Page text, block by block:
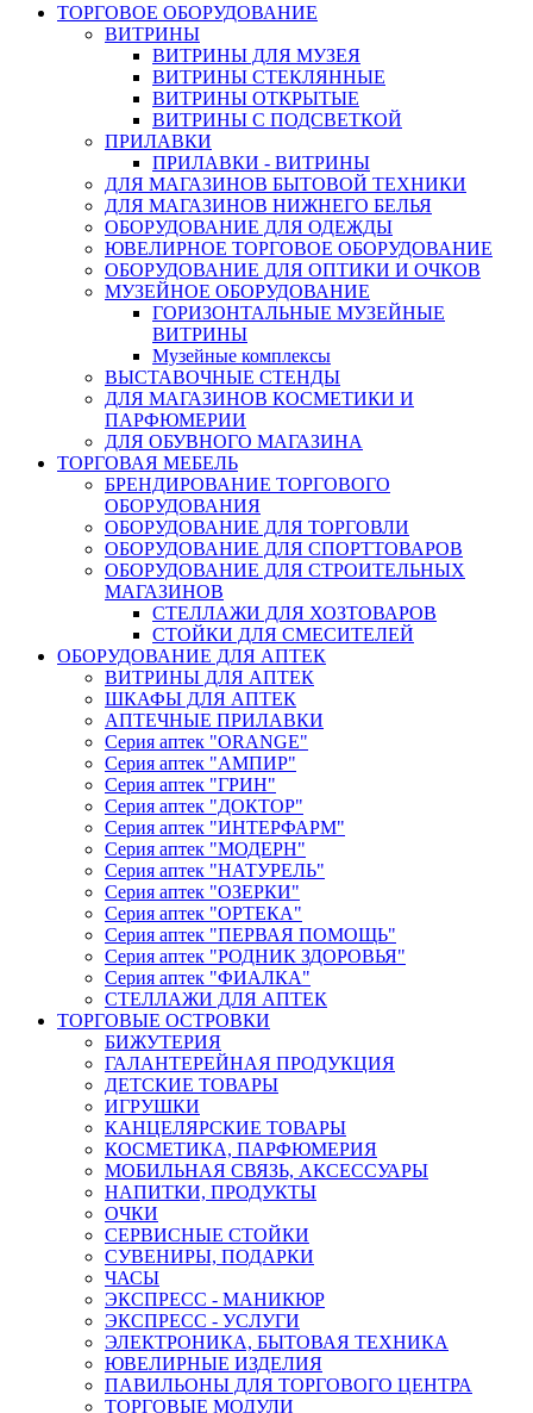
ТОРГОВОЕ ОБОРУДОВАНИЕ
ВИТРИНЫ
ВИТРИНЫ ДЛЯ МУЗЕЯ
ВИТРИНЫ СТЕКЛЯННЫЕ
ВИТРИНЫ ОТКРЫТЫЕ
ВИТРИНЫ С ПОДСВЕТКОЙ
ПРИЛАВКИ
ПРИЛАВКИ - ВИТРИНЫ
ДЛЯ МАГАЗИНОВ БЫТОВОЙ ТЕХНИКИ
ДЛЯ МАГАЗИНОВ НИЖНЕГО БЕЛЬЯ
ОБОРУДОВАНИЕ ДЛЯ ОДЕЖДЫ
ЮВЕЛИРНОЕ ТОРГОВОЕ ОБОРУДОВАНИЕ
ОБОРУДОВАНИЕ ДЛЯ ОПТИКИ И ОЧКОВ
МУЗЕЙНОЕ ОБОРУДОВАНИЕ
ГОРИЗОНТАЛЬНЫЕ МУЗЕЙНЫЕ
ВИТРИНЫ
Музейные комплексы
ВЫСТАВОЧНЫЕ СТЕНДЫ
ДЛЯ МАГАЗИНОВ КОСМЕТИКИ И
ПАРФЮМЕРИИ
ДЛЯ ОБУВНОГО МАГАЗИНА
ТОРГОВАЯ МЕБЕЛЬ
БРЕНДИРОВАНИЕ ТОРГОВОГО
ОБОРУДОВАНИЯ
ОБОРУДОВАНИЕ ДЛЯ ТОРГОВЛИ
ОБОРУДОВАНИЕ ДЛЯ СПОРТТОВАРОВ
ОБОРУДОВАНИЕ ДЛЯ СТРОИТЕЛЬНЫХ
МАГАЗИНОВ
СТЕЛЛАЖИ ДЛЯ ХОЗТОВАРОВ
СТОЙКИ ДЛЯ СМЕСИТЕЛЕЙ
ОБОРУДОВАНИЕ ДЛЯ АПТЕК
ВИТРИНЫ ДЛЯ АПТЕК
ШКАФЫ ДЛЯ АПТЕК
АПТЕЧНЫЕ ПРИЛАВКИ
Серия аптек "ORANGE"
Серия аптек "АМПИР"
Серия аптек "ГРИН"
Серия аптек "ДОКТОР"
Серия аптек "ИНТЕРФАРМ"
Серия аптек "МОДЕРН"
Серия аптек "НАТУРЕЛЬ"
Серия аптек "ОЗЕРКИ"
Серия аптек "ОРТЕКА"
Серия аптек "ПЕРВАЯ ПОМОЩЬ"
Серия аптек "РОДНИК ЗДОРОВЬЯ"
Серия аптек "ФИАЛКА"
СТЕЛЛАЖИ ДЛЯ АПТЕК
ТОРГОВЫЕ ОСТРОВКИ
БИЖУТЕРИЯ
ГАЛАНТЕРЕЙНАЯ ПРОДУКЦИЯ
ДЕТСКИЕ ТОВАРЫ
ИГРУШКИ
КАНЦЕЛЯРСКИЕ ТОВАРЫ
КОСМЕТИКА, ПАРФЮМЕРИЯ
МОБИЛЬНАЯ СВЯЗЬ, АКСЕССУАРЫ
НАПИТКИ, ПРОДУКТЫ
ОЧКИ
СЕРВИСНЫЕ СТОЙКИ
СУВЕНИРЫ, ПОДАРКИ
ЧАСЫ
ЭКСПРЕСС - МАНИКЮР
ЭКСПРЕСС - УСЛУГИ
ЭЛЕКТРОНИКА, БЫТОВАЯ ТЕХНИКА
ЮВЕЛИРНЫЕ ИЗДЕЛИЯ
ПАВИЛЬОНЫ ДЛЯ ТОРГОВОГО ЦЕНТРА
ТОРГОВЫЕ МОДУЛИ